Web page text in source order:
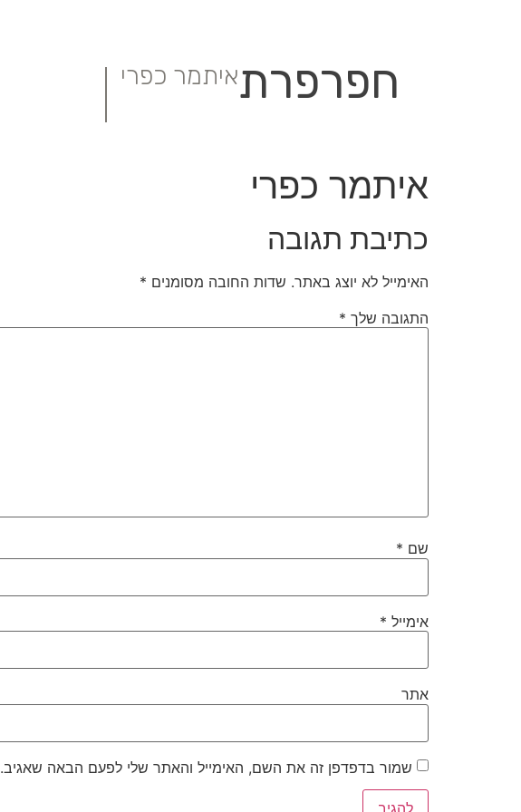
חפרפרתאיתמר כפרי
איתמר כפרי
כתיבת תגובה
האימייל לא יוצג באתר. שדות החובה מסומנים *
התגובה שלך *
שם *
אימייל *
אתר
שמור בדפדפן זה את השם, האימייל והאתר שלי לפעם הבאה שאגיב.